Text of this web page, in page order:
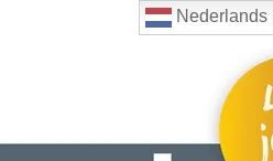
Nederlands